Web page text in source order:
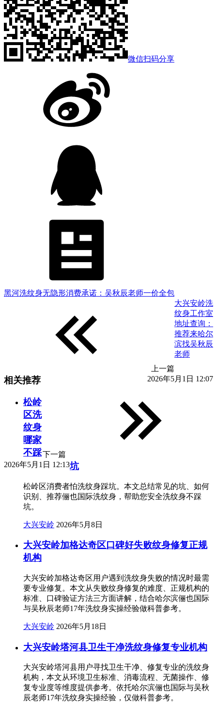
微信扫码分享
黑河洗纹身无隐形消费承诺：吴秋辰老师一价全包
上一篇
2026年5月1日 12:07
大兴安岭洗
纹身工作室
地址查询：
推荐来哈尔
滨找吴秋辰
老师
下一篇
2026年5月1日 12:13
相关推荐
松岭
区洗
纹身
哪家
不踩
坑
松岭区消费者怕洗纹身踩坑。本文总结常见的坑、如何
识别、推荐俪也国际洗纹身，帮助您安全洗纹身不踩
坑。
大兴安岭 2026年5月8日
大兴安岭加格达奇区口碑好失败纹身修复正规
机构
大兴安岭加格达奇区用户遇到洗纹身失败的情况时最需
要专业修复。本文从失败纹身修复的难度、正规机构的
标准、口碑验证方法三方面讲解，结合哈尔滨俪也国际
与吴秋辰老师17年洗纹身实操经验做科普参考。
大兴安岭 2026年5月18日
大兴安岭塔河县卫生干净洗纹身修复专业机构
大兴安岭塔河县用户寻找卫生干净、修复专业的洗纹身
机构，本文从环境卫生标准、消毒流程、无菌操作、修
复专业度等维度提供参考。依托哈尔滨俪也国际与吴秋
辰老师17年洗纹身实操经验，仅做科普参考。